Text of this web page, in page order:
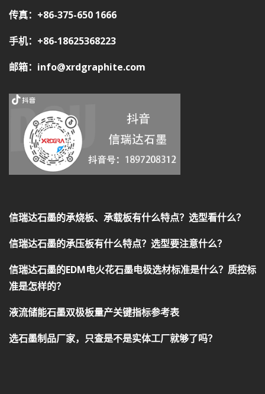
传真：+86-375-650 1666
手机：+86-18625368223
邮箱：info@xrdgraphite.com
信瑞达石墨的承烧板、承载板有什么特点？选型看什么？
信瑞达石墨的承压板有什么特点？选型要注意什么？
信瑞达石墨的EDM电火花石墨电极选材标准是什么？质控标
准是怎样的？
液流储能石墨双极板量产关键指标参考表
选石墨制品厂家，只查是不是实体工厂就够了吗？